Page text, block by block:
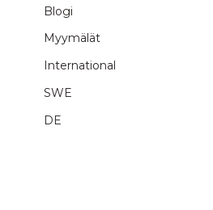
Blogi
Myymälät
International
SWE
DE